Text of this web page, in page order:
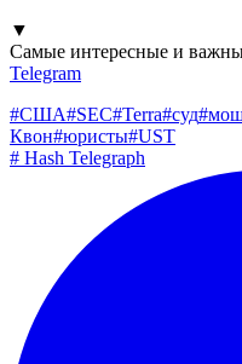
▼
Самые интересные и
Telegram
#США#SEC#Terra#суд#
Квон#юристы#UST
# Hash Telegraph